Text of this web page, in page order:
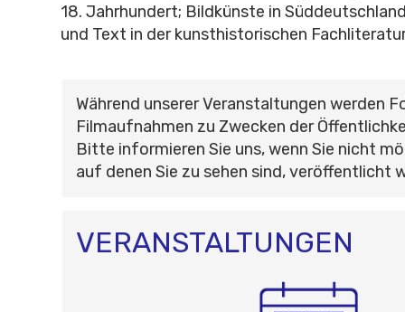
18. Jahrhundert; Bildkünste in
und Text in der kunsthistorischen
Während unserer Veranstaltungen werden
Filmaufnahmen zu Zwecken der
Bitte informieren Sie uns, wenn Sie nicht
auf denen Sie zu sehen sind, veröffentlicht
VERANSTALTUNGEN